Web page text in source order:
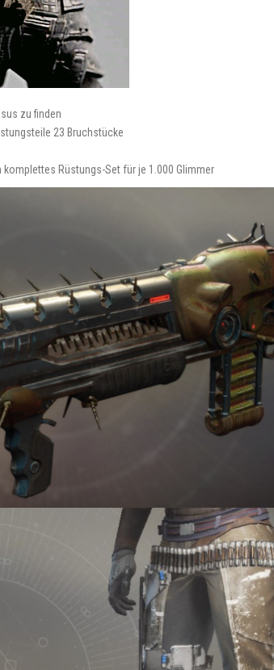
zu finden
23 Bruchstücke
Rüstungs-Set für je 1.000 Glimmer